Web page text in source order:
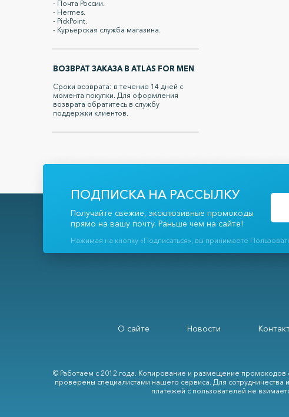
- Почта России.
- Hermes.
- PickPoint.
- Курьерская служба магазина.
ВОЗВРАТ ЗАКАЗА В ATLAS FOR MEN
Сроки возврата: в течение 14 дней c
момента покупки. Для оформления
возврата обратитесь в службу
поддержки клиентов.
ПОДПИСКА НА РАССЫЛКУ
Получайте свежие, эксклюзивные промокоды
прямо на вашу почту. Раньше чем на сайте!
Нажимая на кнопку «Подписаться», вы принимаете
О сайте Новости
© Работаем с 2012 года. Копирование и размещение промокодов
проверены специалистами нашего сервиса. Для сотрудничества
платежей с пользователей не